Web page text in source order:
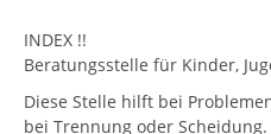
INDEX !!
Beratungsstelle für Kinder,
Diese Stelle hilft bei
bei Trennung oder Scheidung.